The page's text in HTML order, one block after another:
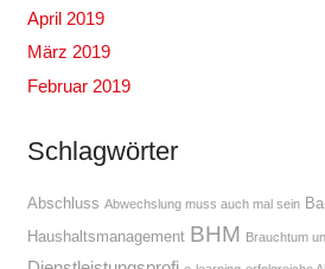
April 2019
März 2019
Februar 2019
Schlagwörter
Abschluss Abwechslung muss auch mal sein
Haushaltsmanagement BHM Brauchtum